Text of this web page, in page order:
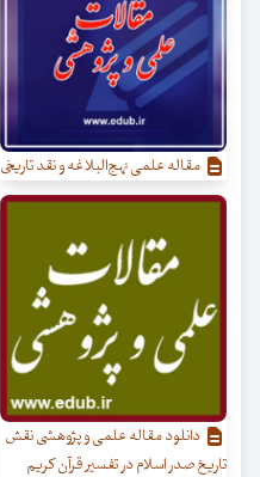
مقاله علمی نهج‌البلاغه و نقد تاریخی
دانلود مقاله علمی و پژوهشی نقش
تاریخ صدر اسلام در تفسیر قرآن کریم